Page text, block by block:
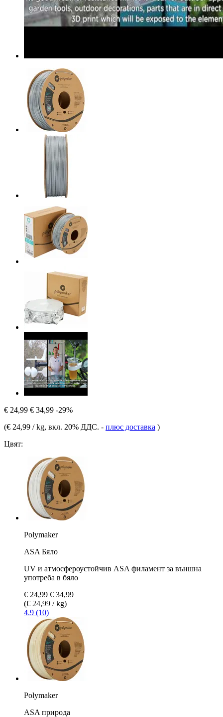
€ 24,99 € 34,99 -29%
(€ 24,99 / kg, вкл. 20% ДДС. - плюс доставка )
Цвят:
Polymaker
ASA Бяло
UV и атмосфероустойчив ASA филамент за външна
употреба в бяло
€ 24,99 € 34,99
(€ 24,99 / kg)
4.9 (10)
Polymaker
ASA природа